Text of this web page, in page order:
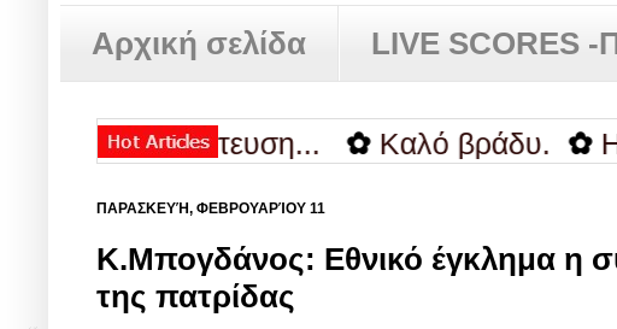
Αρχική σελίδα LIVE SCORES
✿ Καλό βράδυ. ✿ Η
ΠΑΡΑΣΚΕΥΉ, ΦΕΒΡΟΥΑΡΊΟΥ 11
Κ.Μπογδάνος: Εθνικό έγκλημα η
της πατρίδας